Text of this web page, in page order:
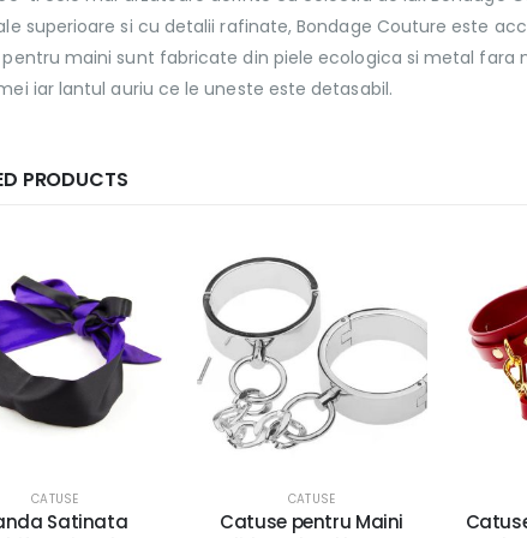
superioare si cu detalii rafinate, Bondage Couture este
maini sunt fabricate din piele ecologica si metal fara
iar lantul auriu ce le uneste este detasabil.
PRODUCTS
CATUSE
pentru Maini
CATUSE
Catuse pentru Picioare